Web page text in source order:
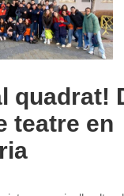
quadrat!
teatre en